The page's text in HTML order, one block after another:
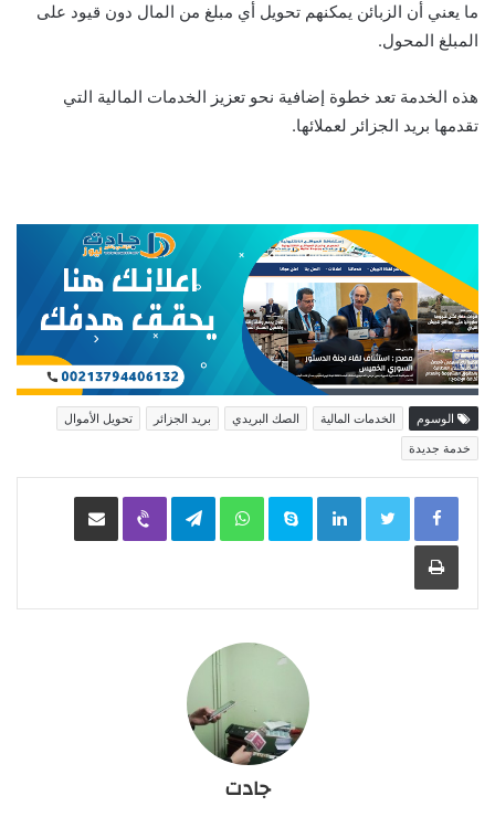
ما يعني أن الزبائن يمكنهم تحويل أي مبلغ من المال دون قيود على
المبلغ المحول.
هذه الخدمة تعد خطوة إضافية نحو تعزيز الخدمات المالية التي
تقدمها بريد الجزائر لعملائها.
الوسوم الخدمات المالية الصك البريدي بريد الجزائر
تحويل الأموال
خدمة جديدة
LinkedIn
Skype
WhatsApp
Telegram
Viber مشاركة عبر البريد
طباعة
جادت